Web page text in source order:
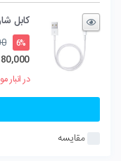
کابل شارژ
6%
80,000
قیمت
است.
در
مقایسه